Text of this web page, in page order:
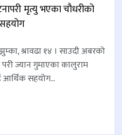
मृत्यु भएका चौधरीको
श्रावढा १४ । साउदी अबरको
परी ज्यान गुमाएका कालुराम
आर्थिक सहयोग...